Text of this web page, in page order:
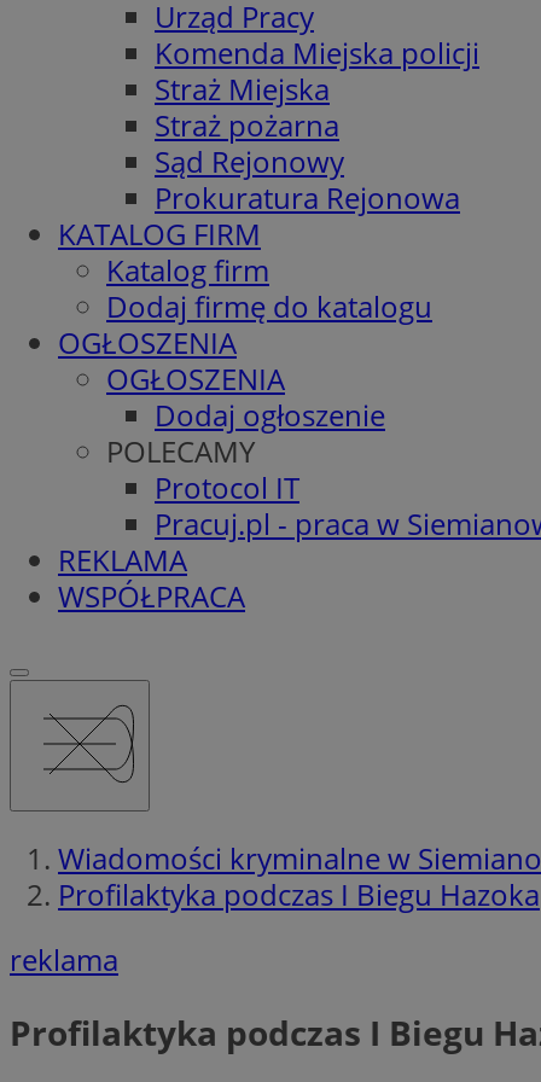
Urząd Pracy
Komenda Miejska policji
Straż Miejska
Straż pożarna
Sąd Rejonowy
Prokuratura Rejonowa
KATALOG FIRM
Katalog firm
Dodaj firmę do katalogu
OGŁOSZENIA
OGŁOSZENIA
Dodaj ogłoszenie
POLECAMY
Protocol IT
Pracuj.pl - praca w
REKLAMA
WSPÓŁPRACA
Wiadomości kryminalne w
Profilaktyka podczas I Biegu Hazoka
reklama
Profilaktyka podczas I Biegu